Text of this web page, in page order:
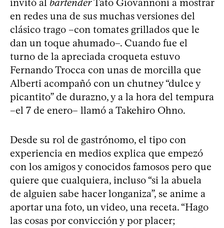
en redes una de sus muchas versiones del
clásico trago –con tomates grillados que le
dan un toque ahumado–. Cuando fue el
turno de la apreciada croqueta estuvo
Fernando Trocca con unas de morcilla que
Alberti acompañó con un chutney “dulce y
picantito” de durazno, y a la hora del tempura
–el 7 de enero– llamó a Takehiro Ohno.
Desde su rol de gastrónomo, el tipo con
experiencia en medios explica que empezó
con los amigos y conocidos famosos pero que
quiere que cualquiera, incluso “si la abuela
de alguien sabe hacer longaniza”, se anime a
aportar una foto, un video, una receta. “Hago
las cosas por convicción y por placer;